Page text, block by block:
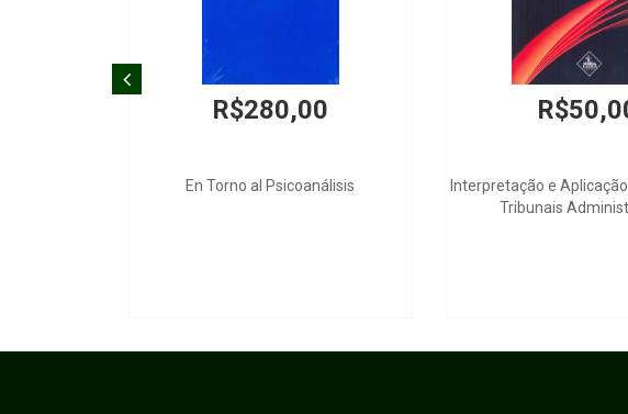
R$280,00
En Torno al Psicoanálisis
Interpretação e
Tribunais